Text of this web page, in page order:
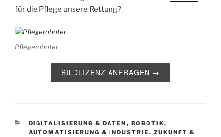
für die Pflege unsere Rettung?
Pflegeroboter
BILDLIZENZ ANFRAGEN →
KATEGORIEN
DIGITALISIERUNG & DATEN , ROBOTIK,
AUTOMATISIERUNG & INDUSTRIE , ZUKUNFT &